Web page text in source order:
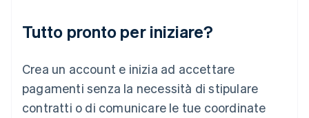
Tutto pronto per iniziare?
Crea un account e inizia ad accettare
pagamenti senza la necessità di stipulare
contratti o di comunicare le tue coordinate
Lettonia
English
DeutschEnglish
Lituania